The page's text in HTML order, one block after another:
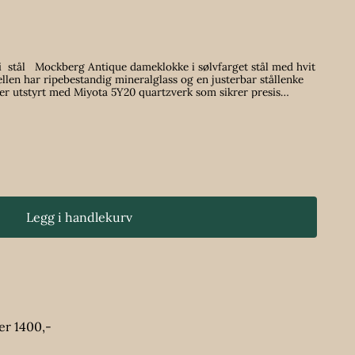
med hvit
har ripebestandig mineralglass og en justerbar stållenke
egner seg godt til både hverdagsbruk og mer formelle
Legg i handlekurv
1400,-